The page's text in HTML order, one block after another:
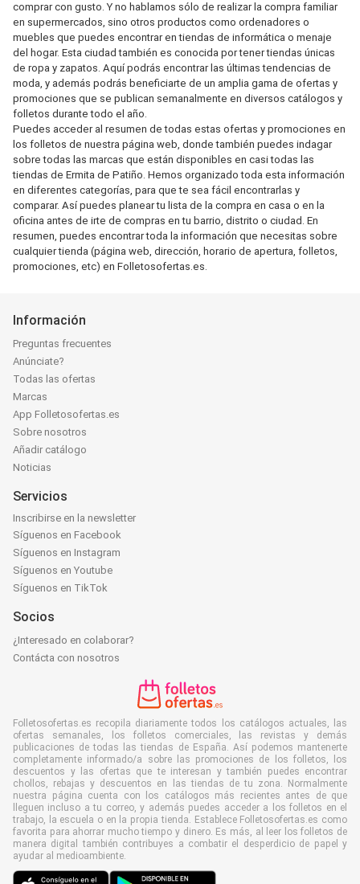
comprar con gusto. Y no hablamos sólo de realizar la compra familiar
en supermercados, sino otros productos como ordenadores o
muebles que puedes encontrar en tiendas de informática o menaje
del hogar. Esta ciudad también es conocida por tener tiendas únicas
de ropa y zapatos. Aquí podrás encontrar las últimas tendencias de
moda, y además podrás beneficiarte de un amplia gama de ofertas y
promociones que se publican semanalmente en diversos catálogos y
folletos durante todo el año.
Puedes acceder al resumen de todas estas ofertas y promociones en
los folletos de nuestra página web, donde también puedes indagar
sobre todas las marcas que están disponibles en casi todas las
tiendas de Ermita de Patiño. Hemos organizado toda esta información
en diferentes categorías, para que te sea fácil encontrarlas y
comparar. Así puedes planear tu lista de la compra en casa o en la
oficina antes de irte de compras en tu barrio, distrito o ciudad. En
resumen, puedes encontrar toda la información que necesitas sobre
cualquier tienda (página web, dirección, horario de apertura, folletos,
promociones, etc) en Folletosofertas.es.
Información
Preguntas frecuentes
Anúnciate?
Todas las ofertas
Marcas
App Folletosofertas.es
Sobre nosotros
Añadir catálogo
Noticias
Servicios
Inscribirse en la newsletter
Síguenos en Facebook
Síguenos en Instagram
Síguenos en Youtube
Síguenos en TikTok
Socios
¿Interesado en colaborar?
Contácta con nosotros
Folletosofertas.es recopila diariamente todos los catálogos actuales, las
ofertas semanales, los folletos comerciales, las revistas y demás
publicaciones de todas las tiendas de España. Así podemos mantenerte
completamente informado/a sobre las promociones de los folletos, los
descuentos y las ofertas que te interesan y también puedes encontrar
chollos, rebajas y descuentos en las tiendas de tu zona. Normalmente
nuestra página cuenta con los catálogos más recientes antes de que
lleguen incluso a tu correo, y además puedes acceder a los folletos en el
trabajo, la escuela o en la propia tienda. Establece Folletosofertas.es como
favorita para ahorrar mucho tiempo y dinero. Es más, al leer los folletos de
manera digital también contribuyes a combatir el desperdicio de papel y
ayudar al medioambiente.